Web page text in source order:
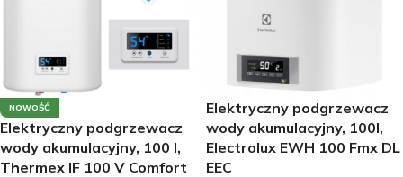
NOWOŚĆ
Elektryczny podgrzewacz
wody akumulacyjny, 100 l,
Thermex IF 100 V Comfort
Elektryczny podgrzewacz
wody akumulacyjny, 100l,
Electrolux EWH 100 Fmx DL
EEC